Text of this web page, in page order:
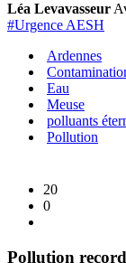
Léa Levavasseur
#Urgence AESH
Ardennes
Eau
Meuse
polluants
Pollution
20
0
Pollution